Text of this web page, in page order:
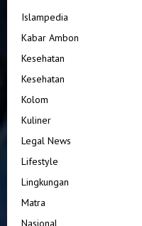
Islampedia
Kabar Ambon
Kesehatan
Kesehatan
Kolom
Kuliner
Legal News
Lifestyle
Lingkungan
Matra
Nasional